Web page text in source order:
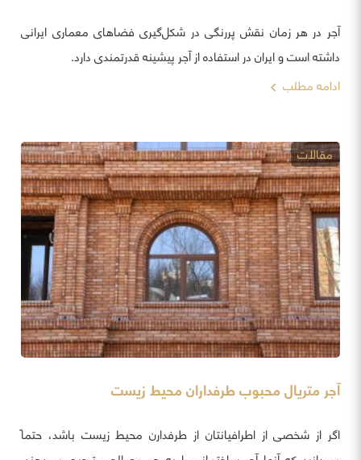
آجر در هر زمان نقش پررنگی در شکل‌گیری فضاهای معماری ایرانی
داشته است و ایران در استفاده از آجر پیشینه قدرتمندی دارد.
ادامه مطلب
آجر متریال محبوب طرفداران محیط زیست
اگر از شخصی از اطرافیانتان از طرفدارن محیط زیست باشد، حتماً
مقالات